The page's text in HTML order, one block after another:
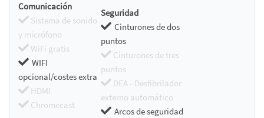
Comunicación
Sistema de sonido
y micrófono
WiFi gratis
WIFI
opcional/costes extra
HDMI
Chromecast
Seguridad
Cinturones de dos
puntos
Cinturones de tres
puntos
DEA - Desfibrilador
externo automático
Arcos de seguridad